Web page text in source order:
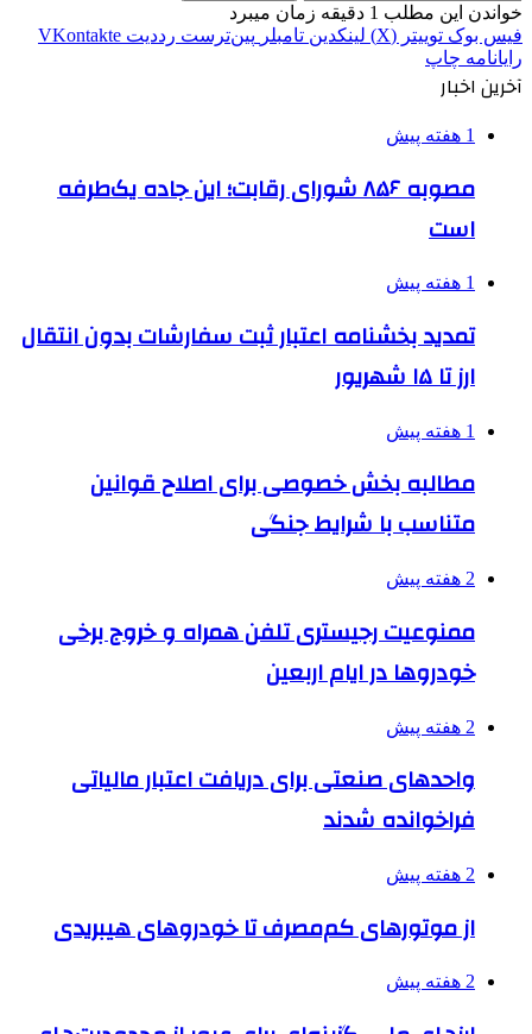
خواندن این مطلب 1 دقیقه زمان میبرد
فیس بوک توییتر (X) لینکدین ‫تامبلر ‫پین‌ترست ‫رددیت ‫VKontakte
رایانامه چاپ
آخرین اخبار
1 هفته پیش
مصوبه ۸۵۶ شورای رقابت؛ این جاده یک‌طرفه
است
1 هفته پیش
تمدید بخشنامه اعتبار ثبت سفارشات بدون انتقال
ارز تا ۱۵ شهریور
1 هفته پیش
مطالبه بخش خصوصی برای اصلاح قوانین
متناسب با شرایط جنگی
2 هفته پیش
ممنوعیت رجیستری تلفن همراه و خروج برخی
خودروها در ایام اربعین
2 هفته پیش
واحدهای صنعتی برای دریافت اعتبار مالیاتی
فراخوانده شدند
2 هفته پیش
از موتورهای کم‌مصرف تا خودروهای هیبریدی
2 هفته پیش